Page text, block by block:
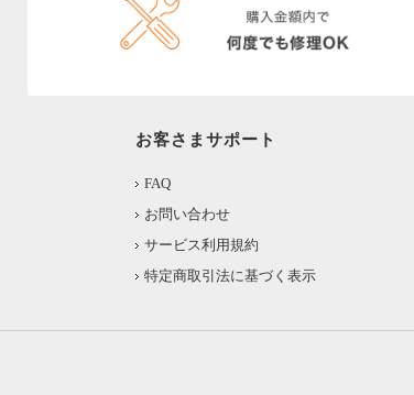
お客さまサポート
FAQ
お問い合わせ
サービス利用規約
特定商取引法に基づく表示